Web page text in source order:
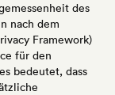
des
nach dem
Framework)
für den
bedeutet, dass